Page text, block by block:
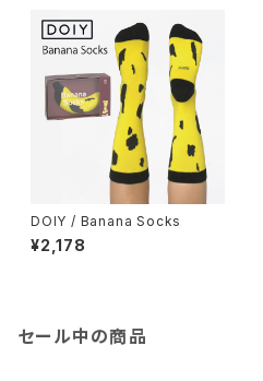
DOIY / Banana Socks
¥2,178
セール中の商品